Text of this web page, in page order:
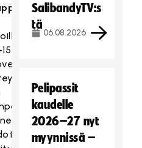
SalibandyTV:s
tä
06.08.2026
Pelipassit
kaudelle
2026–27 nyt
myynnissä –